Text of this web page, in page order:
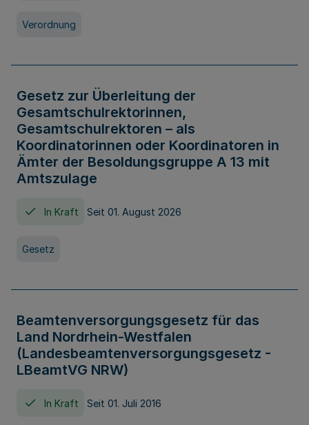
Verordnung
Gesetz zur Überleitung der
Gesamtschulrektorinnen,
Gesamtschulrektoren – als
Koordinatorinnen oder Koordinatoren in
Ämter der Besoldungsgruppe A 13 mit
Amtszulage
In Kraft Seit 01. August 2026
Gesetz
Beamtenversorgungsgesetz für das
Land Nordrhein-Westfalen
(Landesbeamtenversorgungsgesetz -
LBeamtVG NRW)
In Kraft Seit 01. Juli 2016